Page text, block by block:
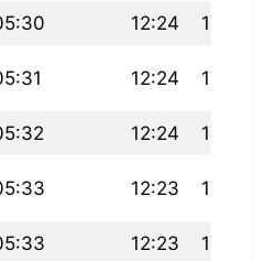
12:24 17:17
12:24 17:16
12:24 17:15
12:23 17:15
12:23 17:14